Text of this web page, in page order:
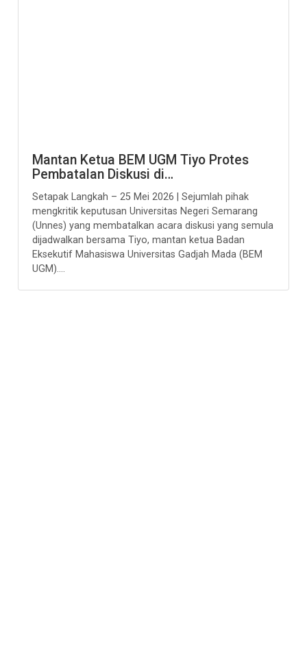
Mantan Ketua BEM UGM Tiyo Protes
Pembatalan Diskusi di…
Setapak Langkah – 25 Mei 2026 | Sejumlah pihak
mengkritik keputusan Universitas Negeri Semarang
(Unnes) yang membatalkan acara diskusi yang semula
dijadwalkan bersama Tiyo, mantan ketua Badan
Eksekutif Mahasiswa Universitas Gadjah Mada (BEM
UGM)....